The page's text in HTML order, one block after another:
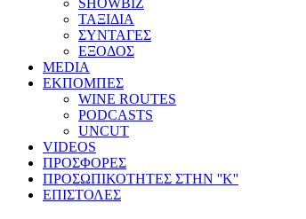
SHOWBIZ
ΤΑΞΙΔΙΑ
ΣΥΝΤΑΓΕΣ
ΕΞΟΔΟΣ
MEDIA
ΕΚΠΟΜΠΕΣ
WINE ROUTES
PODCASTS
UNCUT
VIDEOS
ΠΡΟΣΦΟΡΕΣ
ΠΡΟΣΩΠΙΚΟΤΗΤΕΣ ΣΤΗΝ ''Κ''
ΕΠΙΣΤΟΛΕΣ